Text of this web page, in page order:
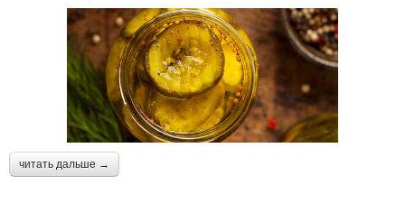
читать дальше →